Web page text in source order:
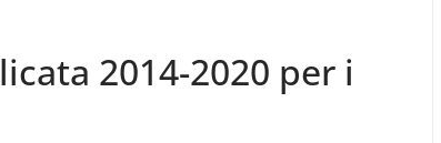
2014-2020 per i